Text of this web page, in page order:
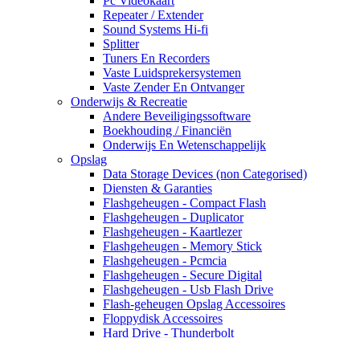
Repeater / Extender
Sound Systems Hi-fi
Splitter
Tuners En Recorders
Vaste Luidsprekersystemen
Vaste Zender En Ontvanger
Onderwijs & Recreatie
Andere Beveiligingssoftware
Boekhouding / Financiën
Onderwijs En Wetenschappelijk
Opslag
Data Storage Devices (non Categorised)
Diensten & Garanties
Flashgeheugen - Compact Flash
Flashgeheugen - Duplicator
Flashgeheugen - Kaartlezer
Flashgeheugen - Memory Stick
Flashgeheugen - Pcmcia
Flashgeheugen - Secure Digital
Flashgeheugen - Usb Flash Drive
Flash-geheugen Opslag Accessoires
Floppydisk Accessoires
Hard Drive - Thunderbolt